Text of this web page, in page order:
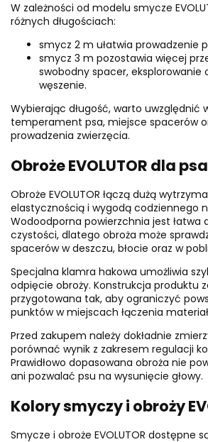
W zależności od modelu smycze
różnych długościach:
smycz 2 m ułatwia prowadzenie
smycz 3 m pozostawia więcej
swobodny spacer, eksplorowanie
węszenie.
Wybierając długość, warto uwzględnić
temperament psa, miejsce spacerów
prowadzenia zwierzęcia.
Obroże EVOLUTOR dla psa
Obroże EVOLUTOR łączą dużą
elastycznością i wygodą codziennego
Wodoodporna powierzchnia jest łatwa
czystości, dlatego obroża może
spacerów w deszczu, błocie oraz w
Specjalna klamra hakowa umożliwia
odpięcie obroży. Konstrukcja produktu
przygotowana tak, aby ograniczyć
punktów w miejscach łączenia
Przed zakupem należy dokładnie
porównać wynik z zakresem regulacji
Prawidłowo dopasowana obroża nie
ani pozwalać psu na wysunięcie głowy.
Kolory smyczy i obroży
Smycze i obroże EVOLUTOR dostępne